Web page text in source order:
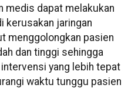
medis dapat melakukan
kerusakan jaringan
menggolongkan pasien
dan tinggi sehingga
yang lebih tepat
waktu tunggu pasien